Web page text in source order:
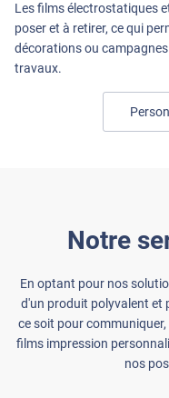
Les films électrostatiques
poser et à retirer, ce qui
décorations ou
travaux.
Notre
En optant pour nos
d'un produit polyvalent et
ce soit pour
films impression
nos